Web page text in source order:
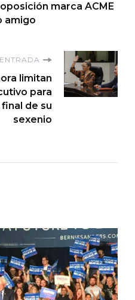
marca ACME
amigo
limitan
para
de su
sexenio